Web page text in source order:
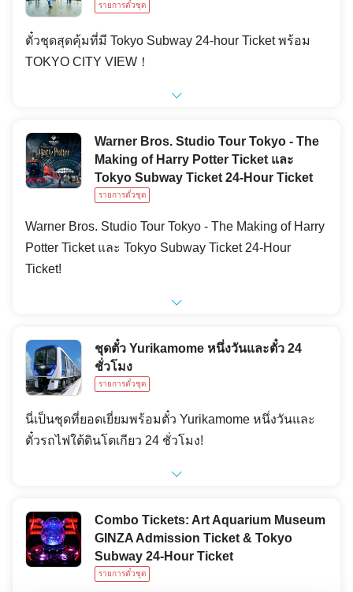
รายการตั๋วชุด
ตั๋วชุดสุดคุ้มที่มี Tokyo Subway 24-hour Ticket พร้อม
TOKYO CITY VIEW！
Warner Bros. Studio Tour Tokyo - The
Making of Harry Potter Ticket และ
Tokyo Subway Ticket 24-Hour Ticket
รายการตั๋วชุด
Warner Bros. Studio Tour Tokyo - The Making of Harry
Potter Ticket และ Tokyo Subway Ticket 24-Hour
Ticket!
ชุดตั๋ว Yurikamome หนึ่งวันและตั๋ว 24
ชั่วโมง
รายการตั๋วชุด
นี่เป็นชุดที่ยอดเยี่ยมพร้อมตั๋ว Yurikamome หนึ่งวันและ
ตั๋วรถไฟใต้ดินโตเกียว 24 ชั่วโมง!
Combo Tickets: Art Aquarium Museum
GINZA Admission Ticket & Tokyo
Subway 24-Hour Ticket
รายการตั๋วชุด